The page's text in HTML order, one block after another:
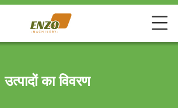
उत्पादों का विवरण